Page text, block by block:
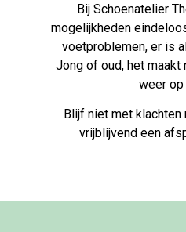
Bij Schoenatelier
mogelijkheden
voetproblemen, er is
Jong of oud, het maakt
weer op
Blijf niet met klachten
vrijblijvend een